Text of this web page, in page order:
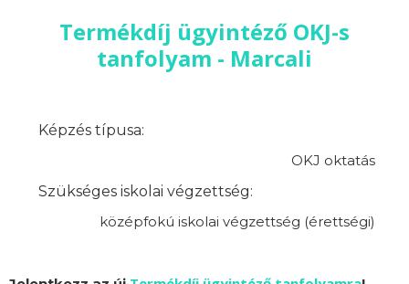
Termékdíj ügyintéző OKJ-s
tanfolyam - Marcali
Képzés típusa:
OKJ oktatás
Szükséges iskolai végzettség:
középfokú iskolai végzettség (érettségi)